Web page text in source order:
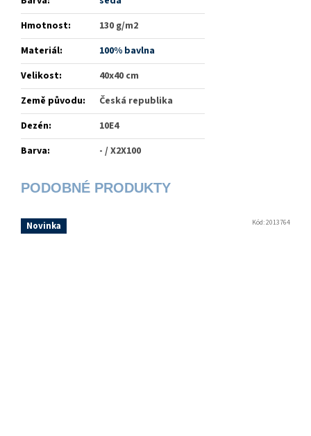
Hmotnost:
130 g/m2
Materiál:
100% bavlna
Velikost:
40x40 cm
Země původu:
Česká republika
Dezén:
10E4
Barva: - / X2X100
Novinka Kód:2013764